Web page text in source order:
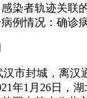
染者轨迹关联
例情况：确诊
汉市封城，离汉
年1月26日，